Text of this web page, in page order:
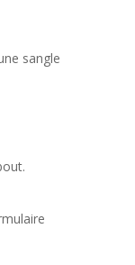
sangle